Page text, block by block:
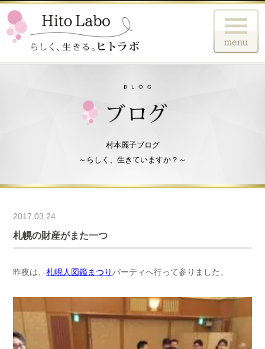
村本麗子ブログ
～らしく、生きていますか？～
2017.03.24
札幌の財産がまた一つ
昨夜は、札幌人図鑑まつりパーティへ行って参りました。